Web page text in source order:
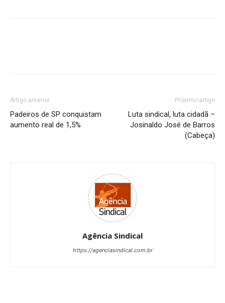
Artigo anterior
Padeiros de SP conquistam
aumento real de 1,5%
Próximo artigo
Luta sindical, luta cidadã –
Josinaldo José de Barros
(Cabeça)
Agência Sindical
https://agenciasindical.com.br